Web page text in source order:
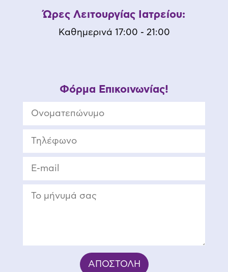
Ώρες Λειτουργίας Ιατρείου:
Καθημερινά 17:00 - 21:00
Φόρμα Επικοινωνίας!